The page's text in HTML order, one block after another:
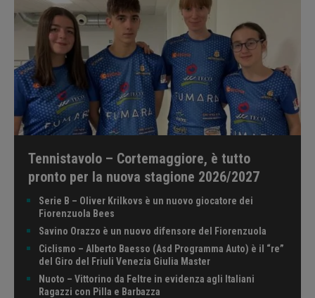
Tennistavolo – Cortemaggiore, è tutto
pronto per la nuova stagione 2026/2027
Serie B – Oliver Krilkovs è un nuovo giocatore dei
Fiorenzuola Bees
Savino Orazzo è un nuovo difensore del Fiorenzuola
Ciclismo – Alberto Baesso (Asd Programma Auto) è il “re”
del Giro del Friuli Venezia Giulia Master
Nuoto – Vittorino da Feltre in evidenza agli Italiani
Ragazzi con Pilla e Barbazza